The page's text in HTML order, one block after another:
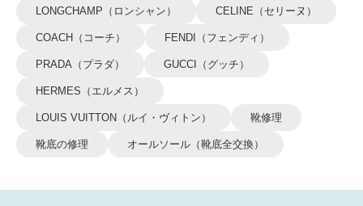
LONGCHAMP（ロンシャン） CELINE（セリーヌ）
COACH（コーチ） FENDI（フェンディ）
PRADA（プラダ） GUCCI（グッチ）
HERMES（エルメス）
LOUIS VUITTON（ルイ・ヴィトン） 靴修理
靴底の修理 オールソール（靴底全交換）